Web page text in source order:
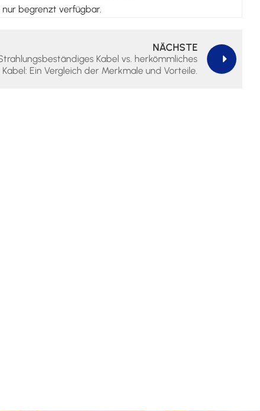
begrenzt verfügbar.
NÄCHSTE
Kabel vs. herkömmliches
Kabel: Ein Vergleich der Merkmale und Vorteile.